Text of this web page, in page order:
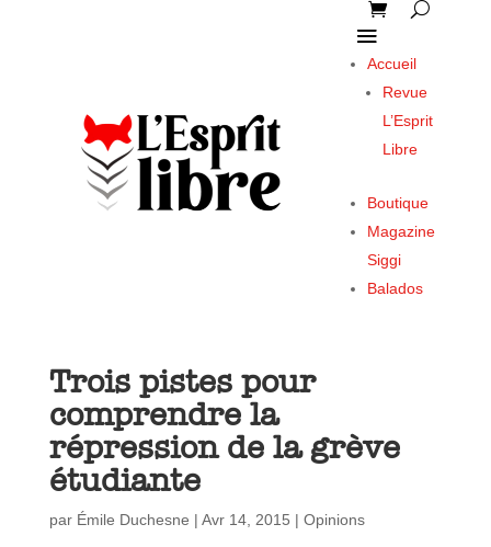
Accueil
Revue
L’Esprit
Libre
Boutique
Magazine
Siggi
Balados
Trois pistes pour
comprendre la
répression de la grève
étudiante
par Émile Duchesne | Avr 14, 2015 | Opinions